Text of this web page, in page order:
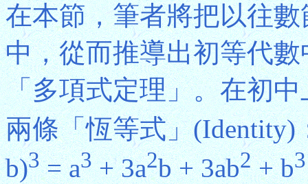
在本節，筆者將把以往
中，從而推導出初等代
「多項式定理」。在初
兩條「恆等式」(Identity)
b)3= a3+ 3a2b + 3ab2+ b3